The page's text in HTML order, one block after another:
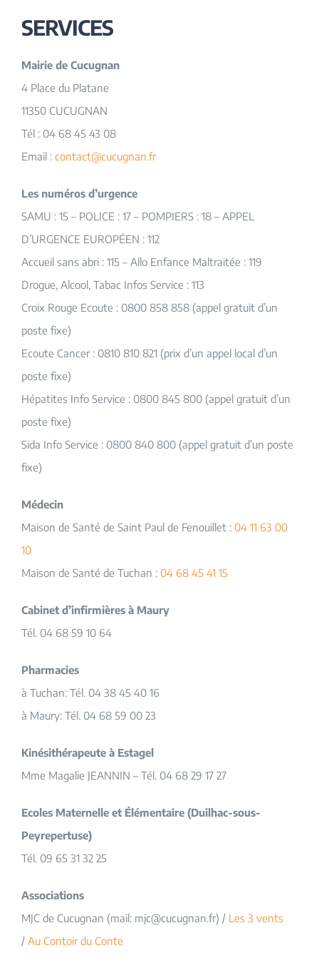
SERVICES
Mairie de Cucugnan
4 Place du Platane
11350 CUCUGNAN
Tél : 04 68 45 43 08
Email : contact@cucugnan.fr
Les numéros d’urgence
SAMU : 15 – POLICE : 17 – POMPIERS : 18 – APPEL
D’URGENCE EUROPÉEN : 112
Accueil sans abri : 115 – Allo Enfance Maltraitée : 119
Drogue, Alcool, Tabac Infos Service : 113
Croix Rouge Ecoute : 0800 858 858 (appel gratuit d’un
poste fixe)
Ecoute Cancer : 0810 810 821 (prix d’un appel local d’un
poste fixe)
Hépatites Info Service : 0800 845 800 (appel gratuit d’un
poste fixe)
Sida Info Service : 0800 840 800 (appel gratuit d’un poste
fixe)
Médecin
Maison de Santé de Saint Paul de Fenouillet : 04 11 63 00
10
Maison de Santé de Tuchan : 04 68 45 41 15
Cabinet d’infirmières à Maury
Tél. 04 68 59 10 64
Pharmacies
à Tuchan: Tél. 04 38 45 40 16
à Maury: Tél. 04 68 59 00 23
Kinésithérapeute à Estagel
Mme Magalie JEANNIN – Tél. 04 68 29 17 27
Ecoles Maternelle et Élémentaire (Duilhac-sous-
Peyrepertuse)
Tél. 09 65 31 32 25
Associations
MJC de Cucugnan (mail: mjc@cucugnan.fr) / Les 3 vents
/ Au Contoir du Conte